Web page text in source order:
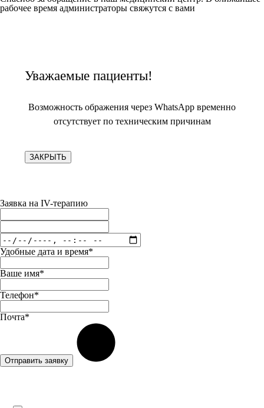
рабочее время администраторы свяжутся с вами
Уважаемые пациенты!
Возможность ображения через WhatsApp временно
отсутствует по техническим причинам
ЗАКРЫТЬ
Заявка на IV-терапию
Удобные дата и время*
Ваше имя*
Телефон*
Почта*
Отправить заявку